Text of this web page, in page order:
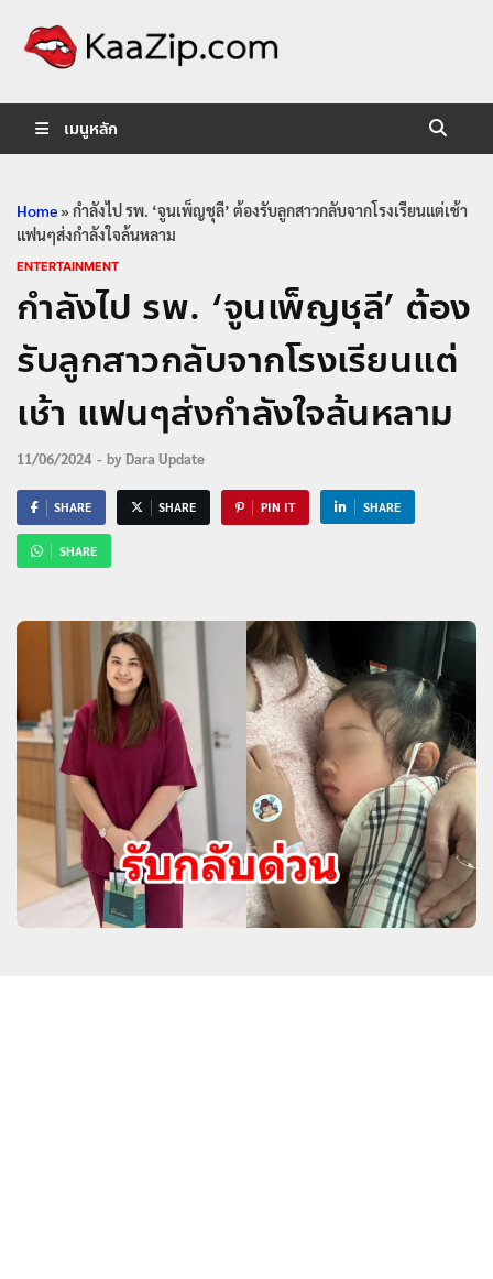
เมนูหลัก
Home»กำลังไป รพ. ‘จูนเพ็ญชุลี’ ต้องรับลูกสาวกลับจากโรงเรียนแต่เช้า
แฟนๆส่งกำลังใจล้นหลาม
ENTERTAINMENT
กำลังไป รพ. ‘จูนเพ็ญชุลี’ ต้อง
รับลูกสาวกลับจากโรงเรียนแต่
เช้า แฟนๆส่งกำลังใจล้นหลาม
11/06/2024 - by Dara Update
SHARE SHARE PIN IT SHARE
SHARE